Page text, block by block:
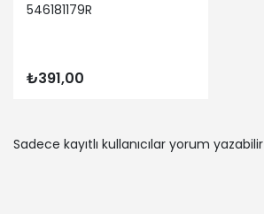
546181179R
₺391,00
Sadece kayıtlı kullanıcılar yorum yazabilir